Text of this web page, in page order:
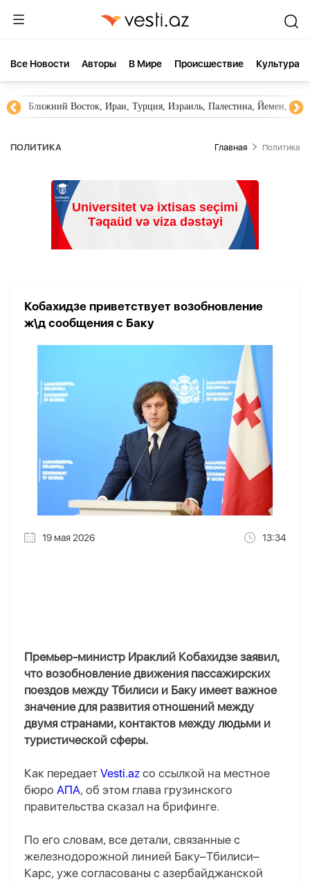
Все Новости Aвторы В Мире Происшествие Культура
Ближний Восток, Иран, Турция, Израиль, Палестина, Йемен,
ПОЛИТИКА Главная Политика
Кобахидзе приветствует возобновление
ж\д сообщения с Баку
19 мая 2026 13:34
Премьер-министр Ираклий Кобахидзе заявил,
что возобновление движения пассажирских
поездов между Тбилиси и Баку имеет важное
значение для развития отношений между
двумя странами, контактов между людьми и
туристической сферы.
Как передает Vesti.az со ссылкой на местное
бюро АПА, об этом глава грузинского
правительства сказал на брифинге.
По его словам, все детали, связанные с
железнодорожной линией Баку–Тбилиси–
Карс, уже согласованы с азербайджанской